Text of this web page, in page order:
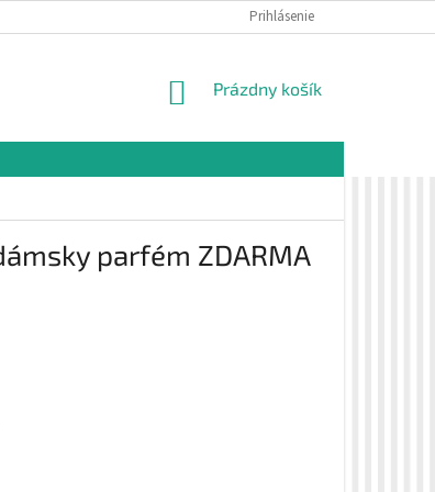
VZORKOVÁ PREDAJŇA
Prihlásenie
NÁKUPNÝ
Prázdny košík
parfém ZDARMA